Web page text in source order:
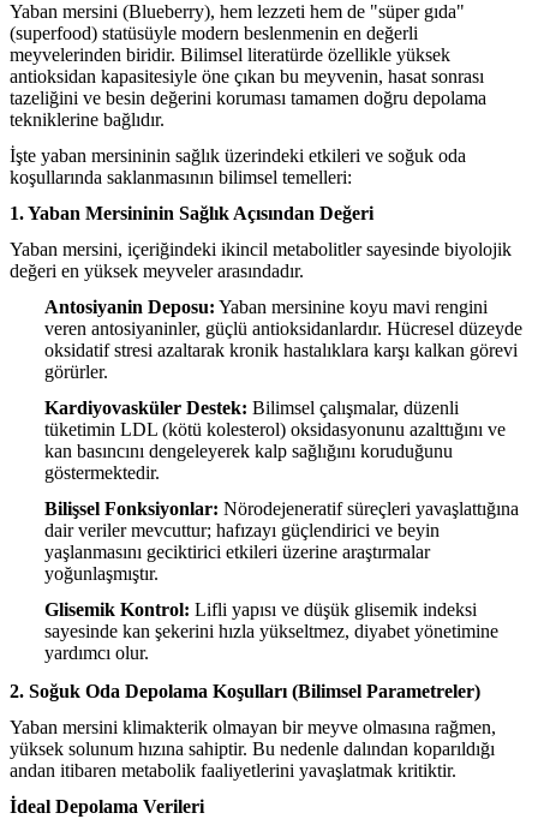
Yaban mersini (Blueberry), hem lezzeti hem de "süper gıda"
(superfood) statüsüyle modern beslenmenin en değerli
meyvelerinden biridir. Bilimsel literatürde özellikle yüksek
antioksidan kapasitesiyle öne çıkan bu meyvenin, hasat sonrası
tazeliğini ve besin değerini koruması tamamen doğru depolama
tekniklerine bağlıdır.
İşte yaban mersininin sağlık üzerindeki etkileri ve soğuk oda
koşullarında saklanmasının bilimsel temelleri:
1. Yaban Mersininin Sağlık Açısından Değeri
Yaban mersini, içeriğindeki ikincil metabolitler sayesinde biyolojik
değeri en yüksek meyveler arasındadır.
Antosiyanin Deposu: Yaban mersinine koyu mavi rengini
veren antosiyaninler, güçlü antioksidanlardır. Hücresel düzeyde
oksidatif stresi azaltarak kronik hastalıklara karşı kalkan görevi
görürler.
Kardiyovasküler Destek: Bilimsel çalışmalar, düzenli
tüketimin LDL (kötü kolesterol) oksidasyonunu azalttığını ve
kan basıncını dengeleyerek kalp sağlığını koruduğunu
göstermektedir.
Bilişsel Fonksiyonlar: Nörodejeneratif süreçleri yavaşlattığına
dair veriler mevcuttur; hafızayı güçlendirici ve beyin
yaşlanmasını geciktirici etkileri üzerine araştırmalar
yoğunlaşmıştır.
Glisemik Kontrol: Lifli yapısı ve düşük glisemik indeksi
sayesinde kan şekerini hızla yükseltmez, diyabet yönetimine
yardımcı olur.
2. Soğuk Oda Depolama Koşulları (Bilimsel Parametreler)
Yaban mersini klimakterik olmayan bir meyve olmasına rağmen,
yüksek solunum hızına sahiptir. Bu nedenle dalından koparıldığı
andan itibaren metabolik faaliyetlerini yavaşlatmak kritiktir.
İdeal Depolama Verileri